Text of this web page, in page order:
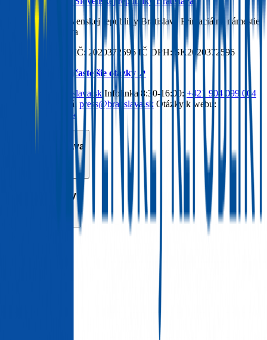
Hlavné mesto Slovenskej republiky Bratislava Primaciálne námestie
1 814 99 Bratislava
IČO: 00603481 DIČ: 2020372596 IČ DPH: SK2020372596
Odpovede na najčastejšie otázky ↗︎
info@bratislava.sk Infolinka 8:30-16:00: +421 904 099 004
Kontakt pre médiá: press@bratislava.sk Otázky k webu:
web@bratislava.sk
Mesto Bratislava
Rýchle odkazy